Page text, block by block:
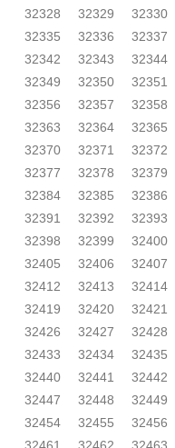
32328
32329 32330
32335
32336 32337
32342
32343 32344
32349
32350 32351
32356
32357 32358
32363
32364 32365
32370
32371 32372
32377
32378 32379
32384
32385 32386
32391
32392 32393
32398
32399 32400
32405
32406 32407
32412
32413 32414
32419
32420 32421
32426
32427 32428
32433
32434 32435
32440
32441 32442
32447
32448 32449
32454
32455 32456